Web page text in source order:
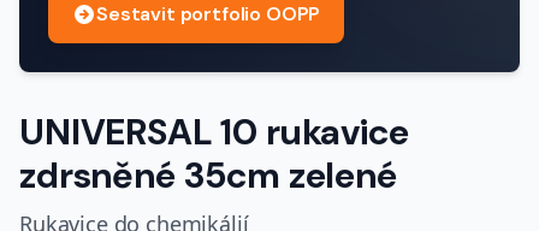
Sestavit portfolio OOPP
UNIVERSAL 10 rukavice
zdrsněné 35cm zelené
Rukavice do chemikálií